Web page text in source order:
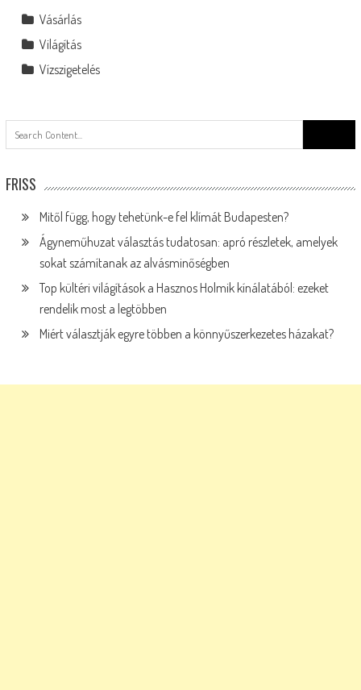
Vásárlás
Világítás
Vízszigetelés
for:
FRISS
Mitől függ, hogy tehetünk-e fel klímát Budapesten?
Ágyneműhuzat választás tudatosan: apró részletek, amelyek
sokat számítanak az alvásminőségben
Top kültéri világítások a Hasznos Holmik kínálatából: ezeket
rendelik most a legtöbben
Miért választják egyre többen a könnyűszerkezetes házakat?